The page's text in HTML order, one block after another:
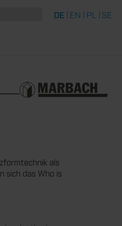
DE EN PL SE
als
sich das Who is